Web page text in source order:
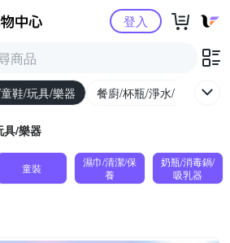
Yahoo購物中心登入
鞋/玩具/樂器 餐廚/杯瓶/淨水/寵物
具/樂器
童裝
濕巾/清潔/保
養
奶瓶/消毒鍋/
吸乳器